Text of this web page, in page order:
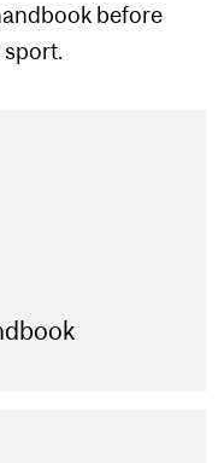
before